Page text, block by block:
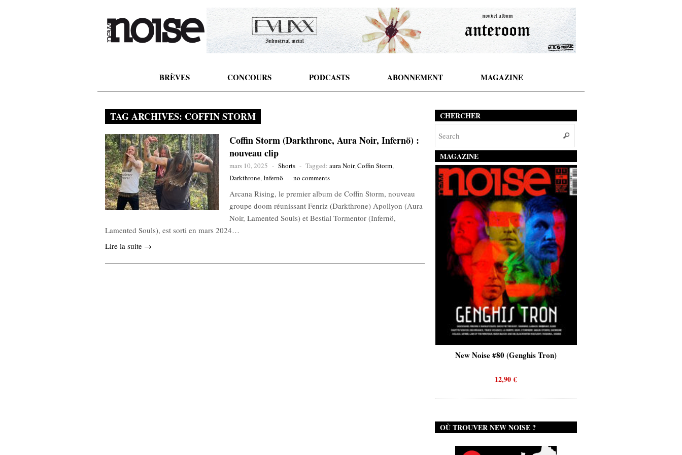
BRÈVES CONCOURS PODCASTS ABONNEMENT MAGAZINE
TAG ARCHIVES: COFFIN STORM
Coffin Storm (Darkthrone, Aura Noir, Infernö) :
nouveau clip
mars 10, 2025 - Shorts - Tagged: aura Noir,Coffin Storm,
Darkthrone,Infernö - no comments
Arcana Rising, le premier album de Coffin Storm, nouveau
groupe doom réunissant Fenriz (Darkthrone) Apollyon (Aura
Noir, Lamented Souls) et Bestial Tormentor (Infernö,
Lamented Souls), est sorti en mars 2024…
Lire la suite →
CHERCHER
MAGAZINE
New Noise #80 (Genghis Tron)
12,90€
OÙ TROUVER NEW NOISE ?